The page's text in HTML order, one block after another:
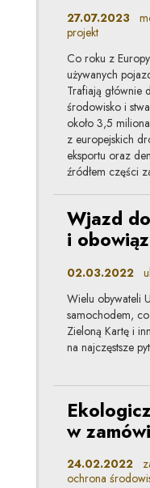
27.07.2023
projekt
Co roku z
używanych
Trafiają głównie
środowisko i
około 3,5
z europejskich
eksportu oraz
źródłem części
Wjazd
i
02.03.2022
Wielu obywateli
samochodem,
Zieloną Kartę i
na najczęstsze
w
24.02.2022
ochrona